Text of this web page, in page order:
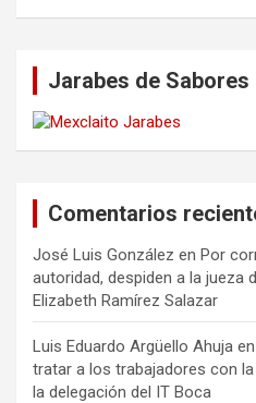
Jarabes de
Comentarios
José Luis González en Por
autoridad, despiden a la jueza
Elizabeth Ramírez Salazar
Luis Eduardo Argüello Ahuja en
tratar a los trabajadores con
la delegación del IT Boca